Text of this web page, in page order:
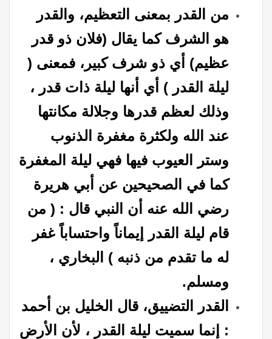
من القدر بمعنى التعظيم، والقدر
هو الشرف كما يقال ‏(‏فلان ذو قدر
عظيم‏)‏ أي ذو شرف كبير، فمعنى (
ليلة القدر ) أي أنها ليلة ذات قدر ،
وذلك لعظم قدرها وجلالة مكانتها
عند الله ولكثرة مغفرة الذنوب
وستر العيوب فيها فهي ليلة المغفرة
كما في الصحيحين عن أبي هريرة
رضي الله عنه أن النبي قال : ( من
قام ليلة القدر إيماناً واحتساباً غفر
له ما تقدم من ذنبه ) البخاري ،
ومسلم.
القدر التضييق، قال الخليل بن أحمد
: إنما سميت ليلة القدر ، لأن الأرض